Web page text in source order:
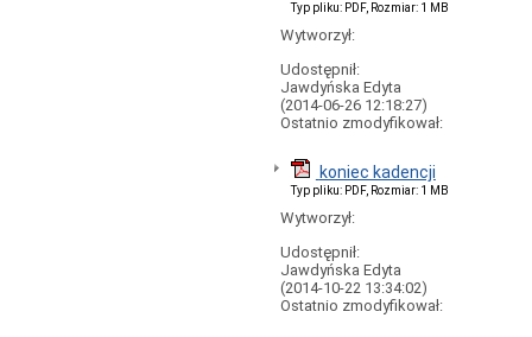
Typ pliku: PDF, Rozmiar: 1 MB
Wytworzył:
Udostępnił:
Jawdyńska Edyta
(2014-06-26 12:18:27)
Ostatnio zmodyfikował:
koniec kadencji
Typ pliku: PDF, Rozmiar: 1 MB
Wytworzył:
Udostępnił:
Jawdyńska Edyta
(2014-10-22 13:34:02)
Ostatnio zmodyfikował: